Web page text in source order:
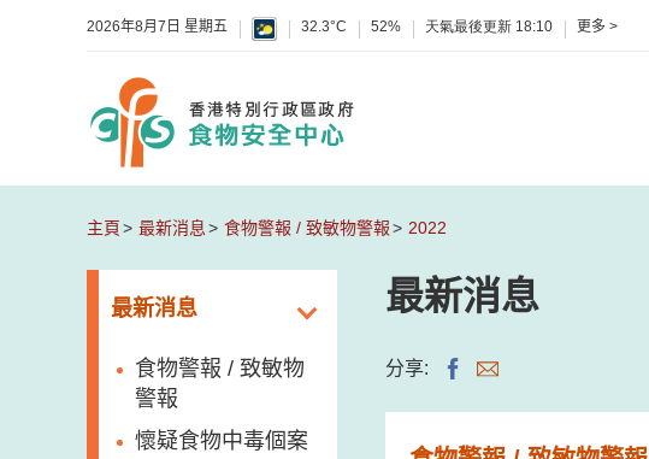
2026年8月7日 星期五 32.3°C 52% 天氣最後更新 18:10 更多 >
主頁 最新消息 食物警報 / 致敏物警報 2022
最新消息
食物警報 / 致敏物
警報
懷疑食物中毒個案
最新消息
分享: